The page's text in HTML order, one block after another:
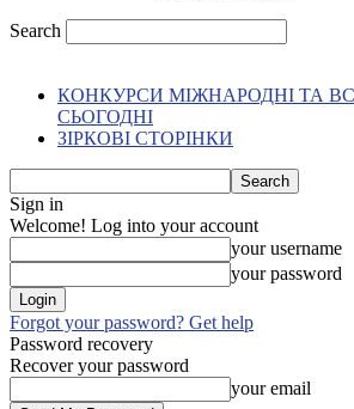
Search
КОНКУРСИ МІЖНАРОДНІ ТА
СЬОГОДНІ
ЗІРКОВІ СТОРІНКИ
Sign in
Welcome! Log into your account
your username
your password
Forgot your password? Get help
Password recovery
Recover your password
your email